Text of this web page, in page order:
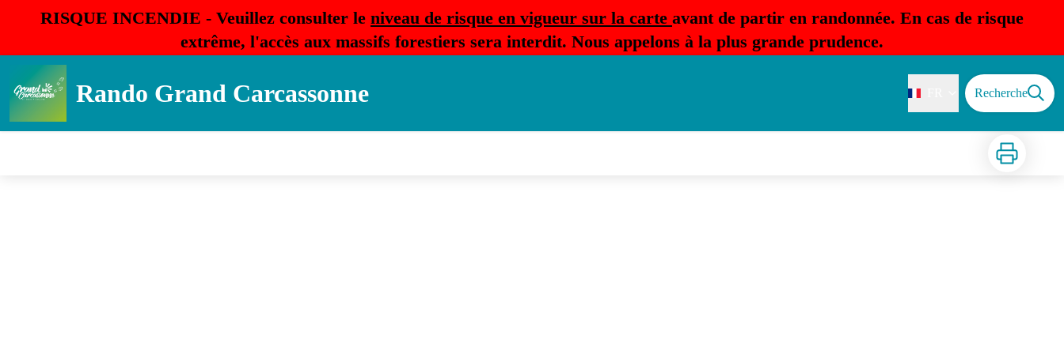
RISQUE INCENDIE - Veuillez consulter le niveau de risque en vigueur sur la carte avant de partir en randonnée. En cas de risque
extrême, l'accès aux massifs forestiers sera interdit. Nous appelons à la plus grande prudence.
Rando Grand Carcassonne Recherche
Imprimer